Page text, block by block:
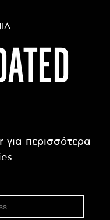
περισσότερα